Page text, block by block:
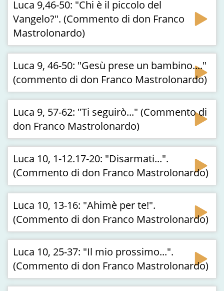
Luca 9,46-50: "Chi è il piccolo del
Vangelo?". (Commento di don Franco
Mastrolonardo)
Luca 9, 46-50: "Gesù prese un bambino...."
(commento di don Franco Mastrolonardo)
Luca 9, 57-62: "Ti seguirò..." (Commento di
don Franco Mastrolonardo)
Luca 10, 1-12.17-20: "Disarmati...".
(Commento di don Franco Mastrolonardo)
Luca 10, 13-16: "Ahimè per te!".
(Commento di don Franco Mastrolonardo)
Luca 10, 25-37: "Il mio prossimo...".
(Commento di don Franco Mastrolonardo)